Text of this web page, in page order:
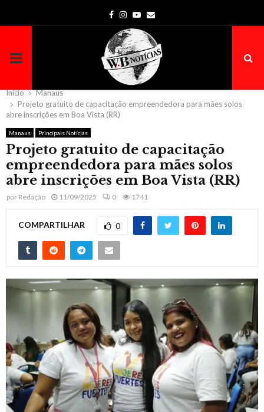
Facebook
Instagram
Youtube
Email
PRIMARY
MENU
Início
Manaus
Projeto gratuito de capacitação empreendedora para mães solos
abre inscrições em Boa Vista (RR)
Manaus Principais Notícias
Projeto gratuito de capacitação
empreendedora para mães solos
abre inscrições em Boa Vista (RR)
por Redação 11/09/2025 0 1741
COMPARTILHAR 0